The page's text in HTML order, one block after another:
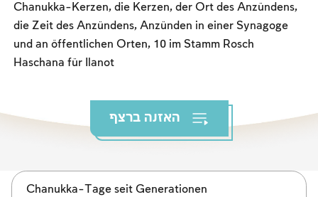
Sukkot
Das Fasten der Zerstörung
Amtseinführung
Chanukka-Kerzen, die Kerzen, der Ort des Anzündens,
die Zeit des Anzündens, Anzünden in einer Synagoge
und an öffentlichen Orten, 10 im Stamm Rosch
Haschana für Ilanot
האזנה ברצף
Chanukka-Tage seit Generationen